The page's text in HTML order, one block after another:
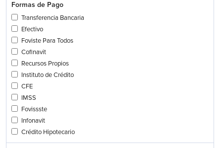
Formas de Pago
Transferencia Bancaria
Efectivo
Foviste Para Todos
Cofinavit
Recursos Propios
Instituto de Crédito
CFE
IMSS
Fovissste
Infonavit
Crédito Hipotecario